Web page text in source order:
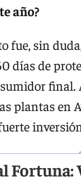
año?
fue, sin
días de
final.
plantas en
Fortuna: